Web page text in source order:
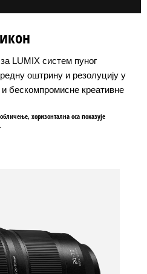
LUMIX систем пуног
оштрину и резолуцију у
бескомпромисне креативне
хоризонтална оса показује